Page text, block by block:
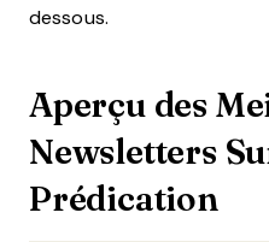
dessous.
Aperçu des
Newsletters
Prédication